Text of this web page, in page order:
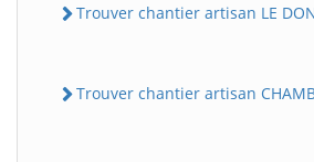
Trouver chantier artisan LE
Trouver chantier artisan